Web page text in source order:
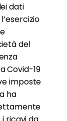
dati
del
Covid-19
imposte
ha